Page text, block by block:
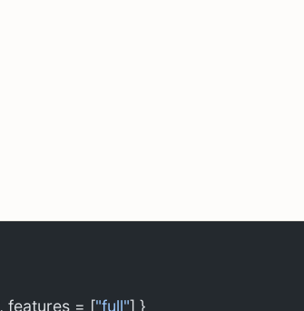
, features = ["full"] }